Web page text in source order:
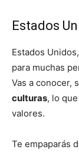
Estados
Estados
para muchas
Vas a conocer,
culturas, lo
valores.
Te empaparás